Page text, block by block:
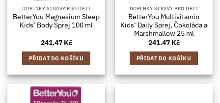
DOPLŇKY STRAVY PRO DĚTI
BetterYou Magnesium Sleep
Kids‘ Body Sprej 100 ml
241.47 Kč
PŘIDAT DO KOŠÍKU
DOPLŇKY STRAVY PRO DĚTI
BetterYou Multivitamin
Kids‘ Daily Sprej, Čokoláda a
Marshmallow 25 ml
241.47 Kč
PŘIDAT DO KOŠÍKU